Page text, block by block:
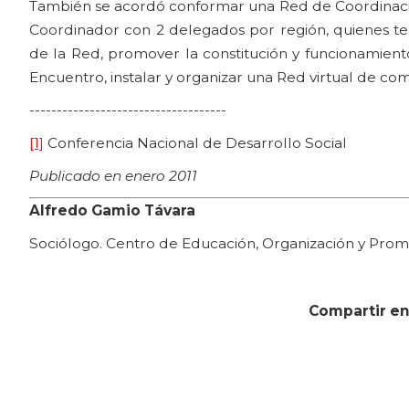
También se acordó conformar una Red de
Coordinador con 2 delegados por región, quienes
de la Red, promover la constitución y
Encuentro, instalar y organizar una Red virtual de
------------------------------------
[1] Conferencia Nacional de Desarrollo Social
Publicado en enero 2011
Alfredo Gamio Távara
Sociólogo. Centro de Educación, Organización y
Compartir